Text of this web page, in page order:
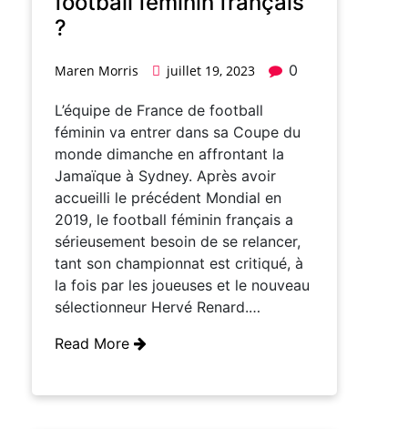
?
Maren Morris juillet 19, 2023 0
L’équipe de France de football
féminin va entrer dans sa Coupe du
monde dimanche en affrontant la
Jamaïque à Sydney. Après avoir
accueilli le précédent Mondial en
2019, le football féminin français a
sérieusement besoin de se relancer,
tant son championnat est critiqué, à
la fois par les joueuses et le nouveau
sélectionneur Hervé Renard.…
Read More